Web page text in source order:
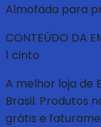
Almofada para
CONTEÚDO DA
1 cinto
A melhor loja de
Brasil. Produtos
grátis e